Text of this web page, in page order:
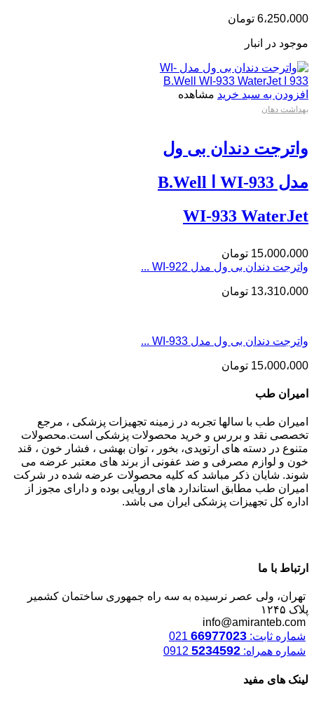
6،250،000 تومان
موجود در انبار
افزودن به سبد خرید مشاهده
بهداشت دهان
واترجت دندان بی ول
مدل WI-933 ا B.Well
WI-933 WaterJet
15،000،000 تومان
واترجت دندان بی ول مدل WI-922 ...
13،310،000 تومان
واترجت دندان بی ول مدل WI-933 ...
15،000،000 تومان
امیران طب
امیران طب با سالها تجربه در زمینه تجهیزات پزشکی ، مرجع
تخصصی نقد و بررس و خرید محصولات پزشکی است.محصولات
متنوع در دسته های ارتوپدی، بخور ، توان بهشی ، فشار خون ، قند
خون و لوازم مصرفی و ضد عفونی از برند های معتبر عرضه می
شوند. شایان ذکر مباشد که کلیه محصولات عرضه شده در شرکت
امیران طب مطابق استاندارد های اروپایی بوده و دارای مجوز از
اداره کل تجهیزات پزشکی ایران می باشد.
ارتباط با ما
تهران، ولی عصر نرسیده به سه راه جمهوری ساختمان کشمیر
پلاک ۱۲۴۵
info@amiranteb.com
شماره ثابت: 66977023
شماره همراه: 5234592
لینک های مفید